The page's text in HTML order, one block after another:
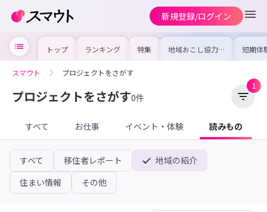
新規登録/ログイン
トップ ランキング 特集 地域おこし協力隊
の求人やイベント
を集めました！仕
短期体
り〜数
域を知
期体
スマウト プロジェクトをさがす
プロジェクトをさがす0件
1
すべて お仕事 イベント・体験 読みもの
すべて 移住者レポート
地域の紹介
住まい情報
その他